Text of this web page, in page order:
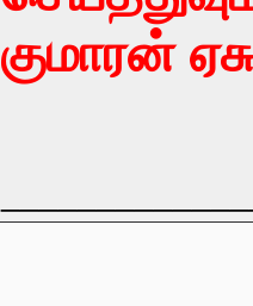
குமாரன் ஏசு